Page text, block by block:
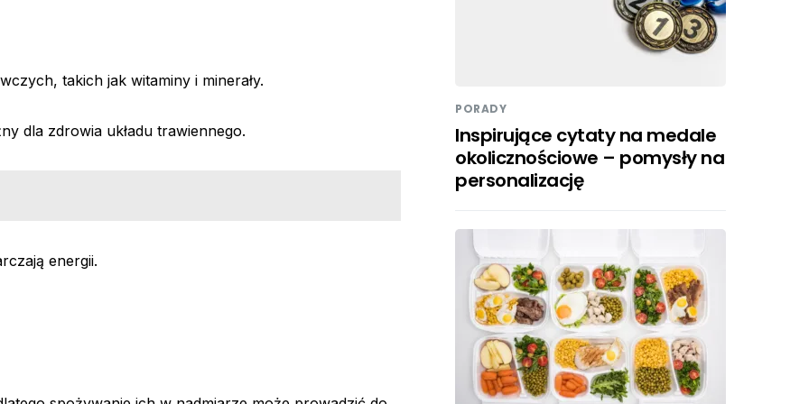
takich jak witaminy i minerały.
dla zdrowia układu trawiennego.
energii.
PORADY
Inspirujące cytaty na medale
okolicznościowe – pomysły na
personalizację